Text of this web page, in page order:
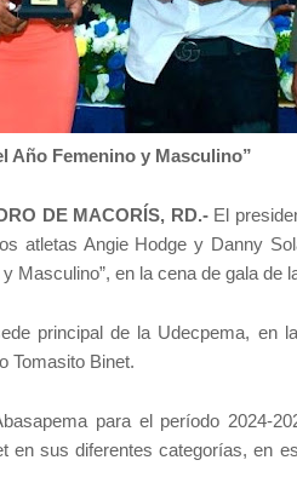
Año Femenino y Masculino”
DE MACORÍS, RD.- El
atletas Angie Hodge y Danny
Masculino”, en la cena de gala
principal de la Udecpema, en
Tomasito Binet.
para el período 2024-
en sus diferentes categorías, en